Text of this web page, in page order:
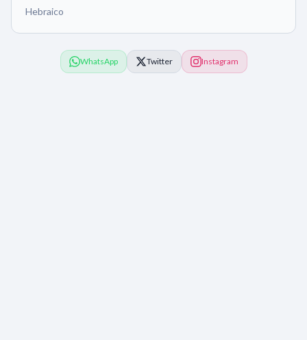
Hebraico
WhatsApp Twitter Instagram